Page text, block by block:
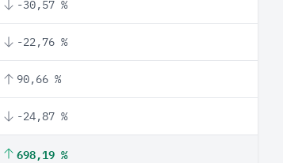
-30,57 %
-22,76 %
90,66 %
-24,87 %
698,19 %